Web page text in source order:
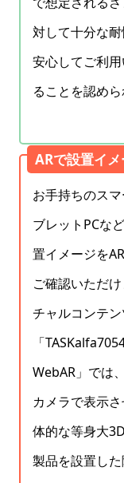
対して十分な耐
安心してご利
ることを認めら
ARで設置イ
お手持ちのス
ブレットPCな
置イメージを
ご確認いただ
チャルコンテン
「
WebAR」では
カメラで表示
体的な等身大
製品を設置した